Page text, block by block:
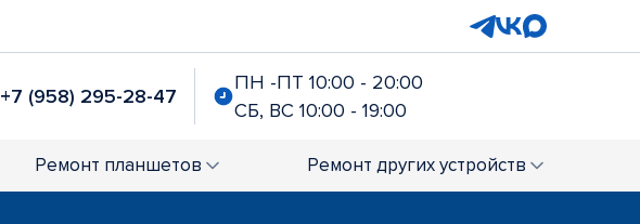
+7 (958) 295-28-47
ПН -ПТ 10:00 - 20:00
СБ, ВС 10:00 - 19:00
Ремонт планшетов Ремонт других устройств